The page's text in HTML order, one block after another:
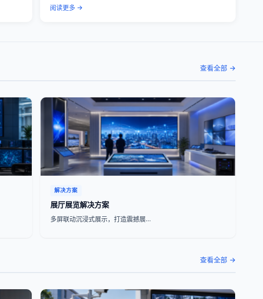
阅读更多 →
查看全部 →
解决方案
展厅展览解决方案
多屏联动沉浸式展示，打造震撼展…
查看全部 →